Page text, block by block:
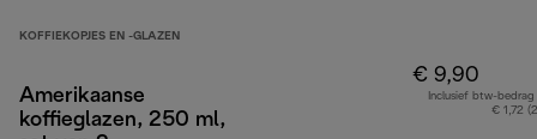
KOFFIEKOPJES EN -GLAZEN
Amerikaanse
koffieglazen, 250 ml,
€ 9,90
Inclusief btw-bedrag
€ 1,72